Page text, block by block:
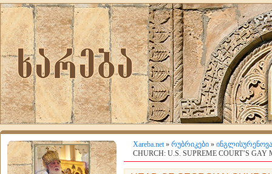
Xareba.net» რუბრიკები »
CHURCH: U.S. SUPREME COURT’S